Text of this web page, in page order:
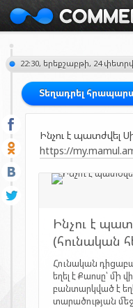
22:30, երեքշաբթի, 24
Տեղադրել
Ինչու է պատժվել
https://
Ինչու է
(հունական
Հունական
եղել է Քաոսը՝ մի
բանտարկված է
տարածության